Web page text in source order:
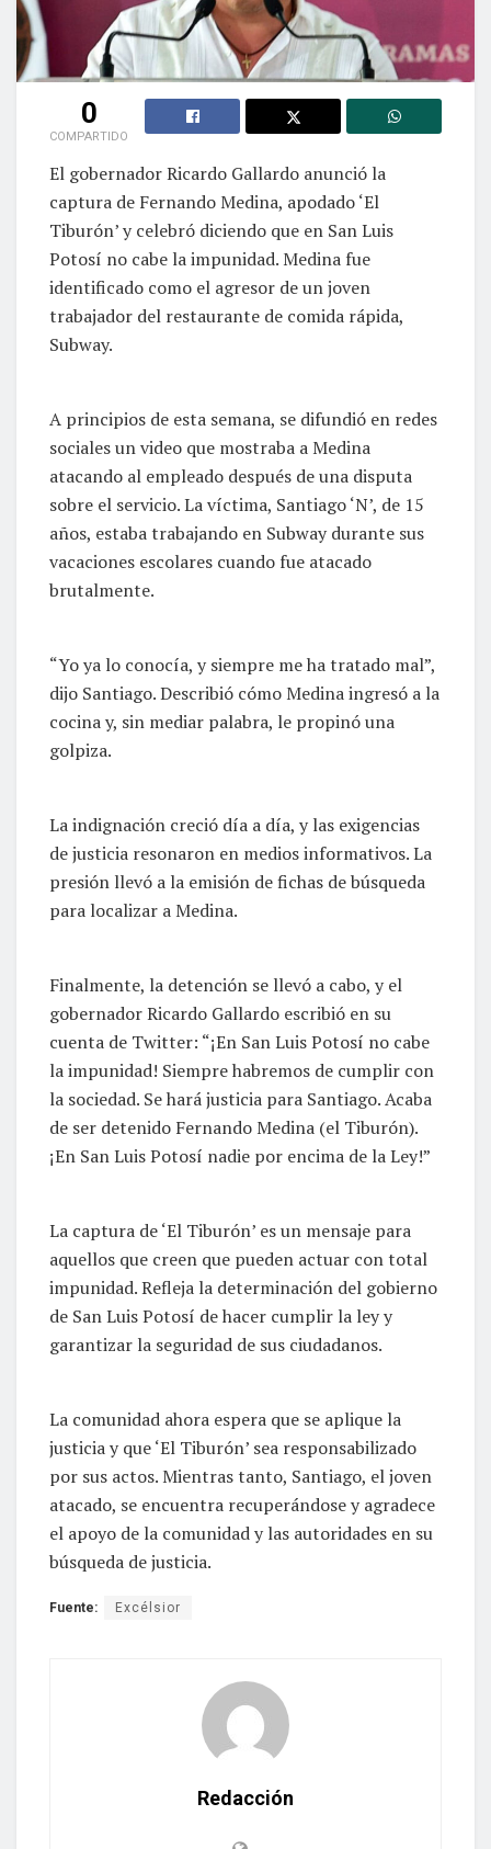
0
COMPARTIDO
El gobernador Ricardo Gallardo anunció la
captura de Fernando Medina, apodado ‘El
Tiburón’ y celebró diciendo que en San Luis
Potosí no cabe la impunidad. Medina fue
identificado como el agresor de un joven
trabajador del restaurante de comida rápida,
Subway.
A principios de esta semana, se difundió en redes
sociales un video que mostraba a Medina
atacando al empleado después de una disputa
sobre el servicio. La víctima, Santiago ‘N’, de 15
años, estaba trabajando en Subway durante sus
vacaciones escolares cuando fue atacado
brutalmente.
“Yo ya lo conocía, y siempre me ha tratado mal”,
dijo Santiago. Describió cómo Medina ingresó a la
cocina y, sin mediar palabra, le propinó una
golpiza.
La indignación creció día a día, y las exigencias
de justicia resonaron en medios informativos. La
presión llevó a la emisión de fichas de búsqueda
para localizar a Medina.
Finalmente, la detención se llevó a cabo, y el
gobernador Ricardo Gallardo escribió en su
cuenta de Twitter: “¡En San Luis Potosí no cabe
la impunidad! Siempre habremos de cumplir con
la sociedad. Se hará justicia para Santiago. Acaba
de ser detenido Fernando Medina (el Tiburón).
¡En San Luis Potosí nadie por encima de la Ley!”
La captura de ‘El Tiburón’ es un mensaje para
aquellos que creen que pueden actuar con total
impunidad. Refleja la determinación del gobierno
de San Luis Potosí de hacer cumplir la ley y
garantizar la seguridad de sus ciudadanos.
La comunidad ahora espera que se aplique la
justicia y que ‘El Tiburón’ sea responsabilizado
por sus actos. Mientras tanto, Santiago, el joven
atacado, se encuentra recuperándose y agradece
el apoyo de la comunidad y las autoridades en su
búsqueda de justicia.
Fuente: Excélsior
Redacción